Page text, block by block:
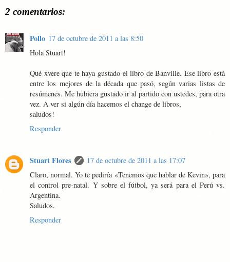
2 comentarios:
Pollo 17 de octubre de 2011 a las 8:50
Hola Stuart!
Qué xvere que te haya gustado el libro de Banville. Ese libro está
entre los mejores de la década que pasó, según varias listas de
resúmenes. Me hubiera gustado ir al partido con ustedes, para otra
vez. A ver si algún día hacemos el change de libros,
saludos!
Responder
Stuart Flores
17 de octubre de 2011 a las 17:07
Claro, normal. Yo te pediría «Tenemos que hablar de Kevin», para
el control pre-natal. Y sobre el fútbol, ya será para el Perú vs.
Argentina.
Saludos.
Responder